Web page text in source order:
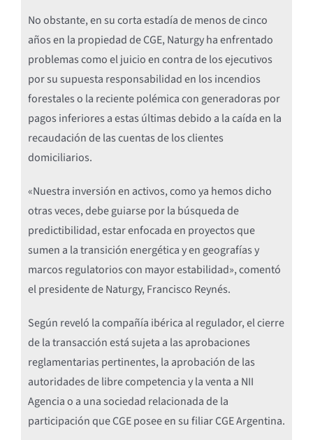
No obstante, en su corta estadía de menos de cinco
años en la propiedad de CGE, Naturgy ha enfrentado
problemas como el juicio en contra de los ejecutivos
por su supuesta responsabilidad en los incendios
forestales o la reciente polémica con generadoras por
pagos inferiores a estas últimas debido a la caída en la
recaudación de las cuentas de los clientes
domiciliarios.
«Nuestra inversión en activos, como ya hemos dicho
otras veces, debe guiarse por la búsqueda de
predictibilidad, estar enfocada en proyectos que
sumen a la transición energética y en geografías y
marcos regulatorios con mayor estabilidad», comentó
el presidente de Naturgy, Francisco Reynés.
Según reveló la compañía ibérica al regulador, el cierre
de la transacción está sujeta a las aprobaciones
reglamentarias pertinentes, la aprobación de las
autoridades de libre competencia y la venta a NII
Agencia o a una sociedad relacionada de la
participación que CGE posee en su filiar CGE Argentina.